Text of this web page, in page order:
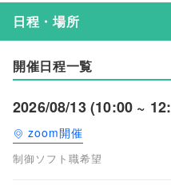
日程・場所
開催日程一覧
2026/08/13 (10:00 ~
zoom開催
制御ソフト職希望